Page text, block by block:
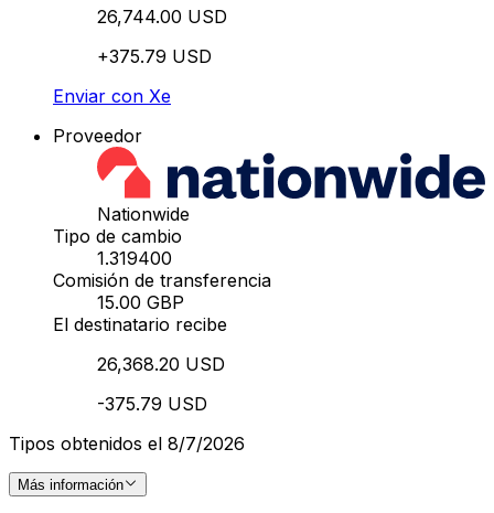
26,744.00 USD
+375.79 USD
Enviar con Xe
Proveedor
Nationwide
Tipo de cambio
1.319400
Comisión de transferencia
15.00 GBP
El destinatario recibe
26,368.20 USD
-375.79 USD
Tipos obtenidos el 8/7/2026
Más información